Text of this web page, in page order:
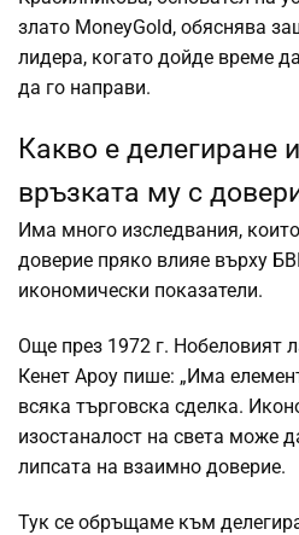
злато MoneyGold, обяснява
лидера, когато дойде време
да го направи.
Какво е делегиране
връзката му с
Има много изследвания,
доверие пряко влияе върху
икономически показатели.
Още през 1972 г. Нобеловият
Кенет Ароу пише: „Има
всяка търговска сделка.
изостаналост на света може
липсата на взаимно доверие.
Тук се обръщаме към